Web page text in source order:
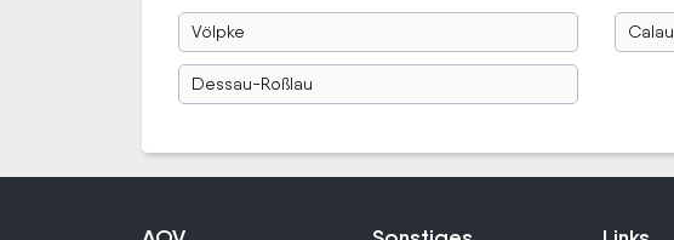
Völpke Calau
Dessau-Roßlau